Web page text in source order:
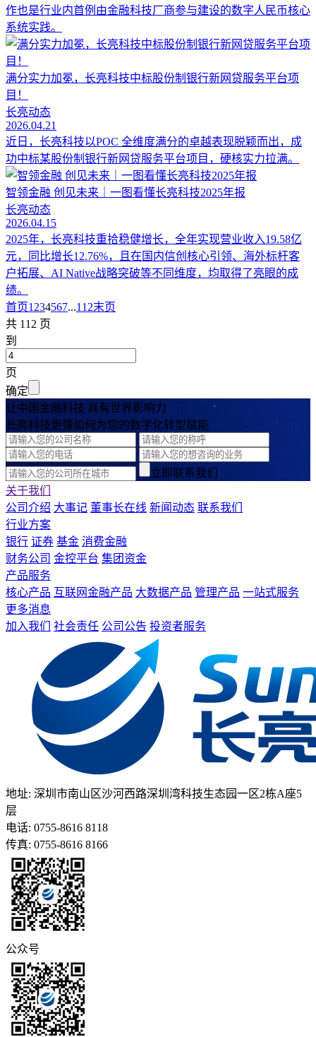
作也是行业内首例由金融科技厂商参与建设的数字人民币核心
系统实践。
满分实力加冕，长亮科技中标股份制银行新网贷服务平台项
目！
长亮动态
2026.04.21
近日，长亮科技以POC 全维度满分的卓越表现脱颖而出，成
功中标某股份制银行新网贷服务平台项目，硬核实力拉满。
智领金融 创见未来｜一图看懂长亮科技2025年报
长亮动态
2026.04.15
2025年，长亮科技重拾稳健增长，全年实现营业收入19.58亿
元，同比增长12.76%，且在国内信创核心引领、海外标杆客
户拓展、AI Native战略突破等不同维度，均取得了亮眼的成
绩。
首页1 234567...112末页
共 112 页
到
页
确定
让中国金融科技 具有世界影响力
长亮科技更懂如何为您的数字化转型赋能
立即联系我们
关于我们
公司介绍 大事记 董事长在线 新闻动态 联系我们
行业方案
银行 证券 基金 消费金融
财务公司 金控平台 集团资金
产品服务
核心产品 互联网金融产品 大数据产品 管理产品 一站式服务
更多消息
加入我们
社会责任 公司公告 投资者服务
地址: 深圳市南山区沙河西路深圳湾科技生态园一区2栋A座5
层
电话: 0755-8616 8118
传真: 0755-8616 8166
公众号